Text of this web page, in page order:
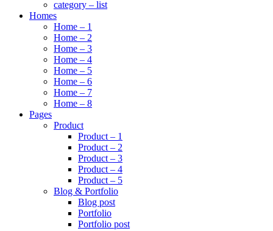
category – list
Homes
Home – 1
Home – 2
Home – 3
Home – 4
Home – 5
Home – 6
Home – 7
Home – 8
Pages
Product
Product – 1
Product – 2
Product – 3
Product – 4
Product – 5
Blog & Portfolio
Blog post
Portfolio
Portfolio post